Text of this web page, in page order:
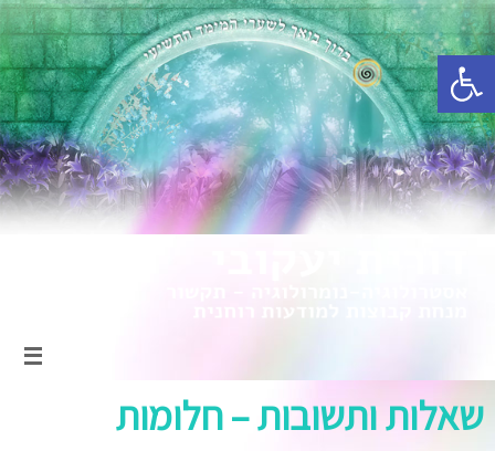
פתח סרגל נגישות
שאלות ותשובות – חלומות